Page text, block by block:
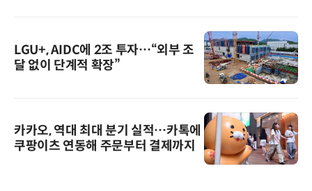
LGU+, AIDC에 2조 투자…“외부 조
달 없이 단계적 확장”
카카오, 역대 최대 분기 실적…카톡에
쿠팡이츠 연동해 주문부터 결제까지